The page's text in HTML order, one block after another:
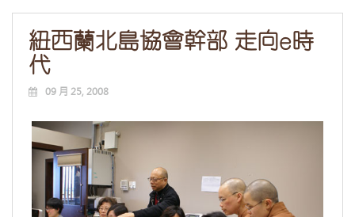
紐西蘭北島協會幹部 走向e時
代
09 月 25, 2008